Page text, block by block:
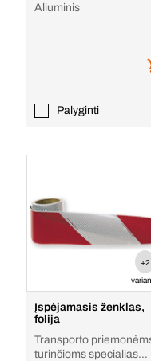
Aliuminis
Palyginti
+2
Įspėjamasis ženklas,
folija
Transporto
turinčioms specialias